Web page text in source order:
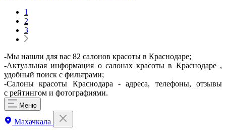
1
2
3
-Мы нашли для вас 82 салонов красоты в Краснодаре;
-Актуальная информация о салонах красоты в Краснодаре ,
удобный поиск с фильтрами;
-Салоны красоты Краснодара - адреса, телефоны, отзывы
с рейтингом и фотографиями.
Меню
Махачкала